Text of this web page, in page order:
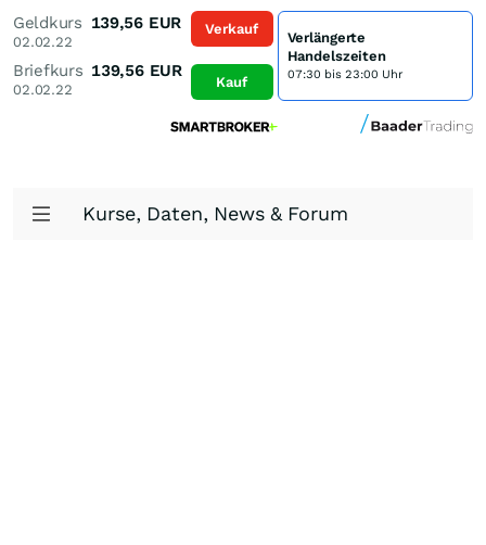
Geldkurs
02.02.22
139,56 EUR
Briefkurs
02.02.22
139,56 EUR
Verkauf
Kauf
Verlängerte
Handelszeiten
07:30 bis 23:00 Uhr
Kurse, Daten, News & Forum